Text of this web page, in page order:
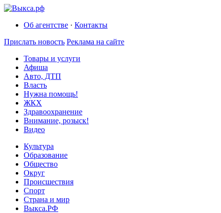
Об агентстве · Контакты
Прислать новость Реклама на сайте
Товары и услуги
Афиша
Авто, ДТП
Власть
Нужна помощь!
ЖКХ
Здравоохранение
Внимание, розыск!
Видео
Культура
Образование
Общество
Округ
Происшествия
Спорт
Страна и мир
Выкса.РФ